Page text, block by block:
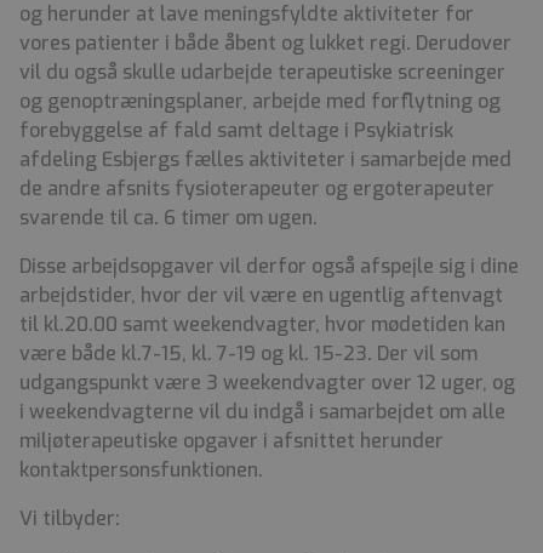
og herunder at lave meningsfyldte aktiviteter for
vores patienter i både åbent og lukket regi. Derudover
vil du også skulle udarbejde terapeutiske screeninger
og genoptræningsplaner, arbejde med forflytning og
forebyggelse af fald samt deltage i Psykiatrisk
afdeling Esbjergs fælles aktiviteter i samarbejde med
de andre afsnits fysioterapeuter og ergoterapeuter
svarende til ca. 6 timer om ugen.
Disse arbejdsopgaver vil derfor også afspejle sig i dine
arbejdstider, hvor der vil være en ugentlig aftenvagt
til kl.20.00 samt weekendvagter, hvor mødetiden kan
være både kl.7-15, kl. 7-19 og kl. 15-23. Der vil som
udgangspunkt være 3 weekendvagter over 12 uger, og
i weekendvagterne vil du indgå i samarbejdet om alle
miljøterapeutiske opgaver i afsnittet herunder
kontaktpersonsfunktionen.
Vi tilbyder: